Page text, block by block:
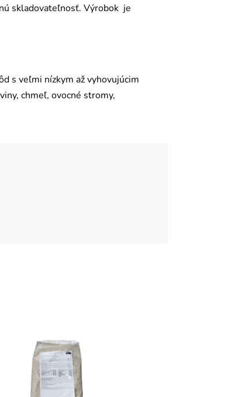
skladovateľnosť. Výrobok je
s veľmi nízkym až vyhovujúcim
chmeľ, ovocné stromy,